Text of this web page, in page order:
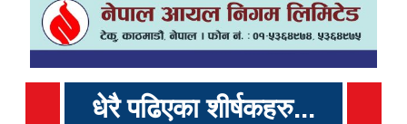
धेरै पढिएका शीर्षकहरु...